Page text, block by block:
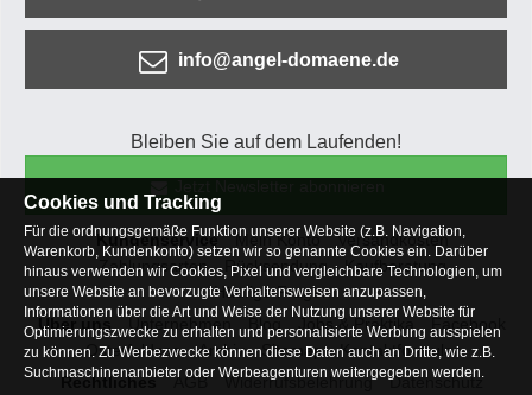
info@angel-domaene.de
Bleiben Sie auf dem Laufenden!
Kundenservice Mein Konto
Versandkosten
Zahlungsarten
Rücksendung
Kaufberatung
Häufige Fragen
Über uns
Unternehmen Blog Jobs & Praktika
Facebook
Osterfeldsee
Archiv Sitemap
Kontaktformular
Rechtliches
AGB Widerrufsbelehrung
Datenschutz
Cookies und Tracking
Für die ordnungsgemäße Funktion unserer Website (z.B. Navigation,
Warenkorb, Kundenkonto) setzen wir so genannte Cookies ein. Darüber
hinaus verwenden wir Cookies, Pixel und vergleichbare Technologien, um
unsere Website an bevorzugte Verhaltensweisen anzupassen,
Informationen über die Art und Weise der Nutzung unserer Website für
Optimierungszwecke zu erhalten und personalisierte Werbung ausspielen
zu können. Zu Werbezwecke können diese Daten auch an Dritte, wie z.B.
Suchmaschinenanbieter oder Werbeagenturen weitergegeben werden.